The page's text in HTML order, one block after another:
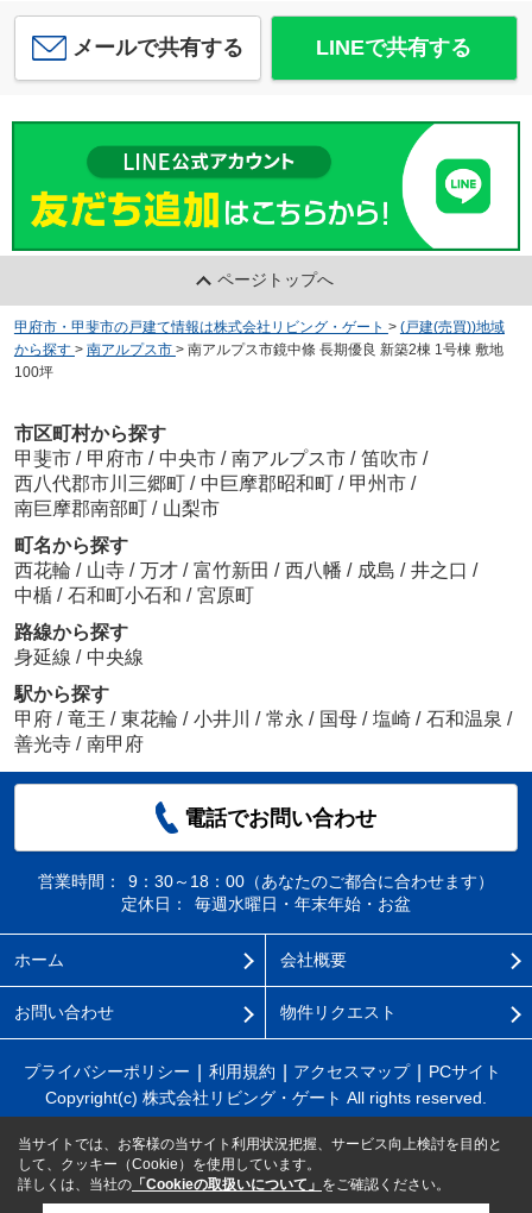
メールで共有する LINEで共有する
ページトップへ
甲府市・甲斐市の戸建て情報は株式会社リビング・ゲート > (戸建(売買))地域
から探す > 南アルプス市 > 南アルプス市鏡中條 長期優良 新築2棟 1号棟 敷地
100坪
市区町村から探す
甲斐市 / 甲府市 / 中央市 / 南アルプス市 / 笛吹市 /
西八代郡市川三郷町 / 中巨摩郡昭和町 / 甲州市 /
南巨摩郡南部町 / 山梨市
町名から探す
西花輪 / 山寺 / 万才 / 富竹新田 / 西八幡 / 成島 / 井之口 /
中楯 / 石和町小石和 / 宮原町
路線から探す
身延線 / 中央線
駅から探す
甲府 / 竜王 / 東花輪 / 小井川 / 常永 / 国母 / 塩崎 / 石和温泉 /
善光寺 / 南甲府
電話でお問い合わせ
営業時間：
9：30～18：00（あなたのご都合に合わせます）
定休日：
毎週水曜日・年末年始・お盆
ホーム 会社概要
お問い合わせ 物件リクエスト
プライバシーポリシー 利用規約 アクセスマップ
PCサイト
Copyright(c) 株式会社リビング・ゲート All rights reserved.
当サイトでは、お客様の当サイト利用状況把握、サービス向上検討を目的と
して、クッキー（Cookie）を使用しています。
詳しくは、当社の 「Cookieの取扱いについて」 をご確認ください。